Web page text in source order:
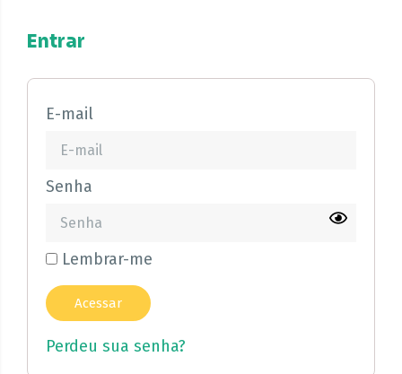
Entrar
E-mail
Senha
Lembrar-me
Perdeu sua senha?